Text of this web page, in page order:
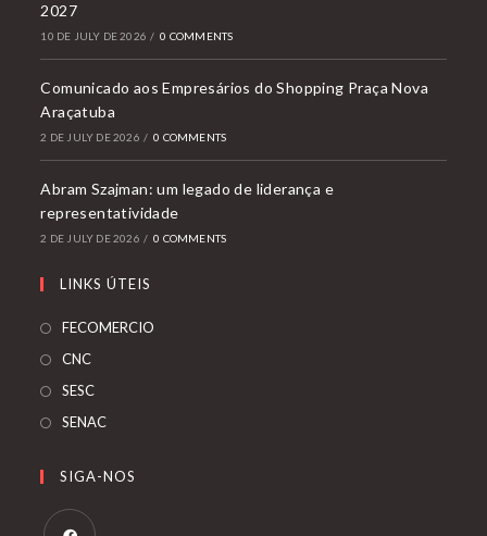
2027
10 DE JULY DE 2026 / 0 COMMENTS
Comunicado aos Empresários do Shopping Praça Nova
Araçatuba
2 DE JULY DE 2026 / 0 COMMENTS
Abram Szajman: um legado de liderança e
representatividade
2 DE JULY DE 2026 / 0 COMMENTS
LINKS ÚTEIS
FECOMERCIO
CNC
SESC
SENAC
SIGA-NOS